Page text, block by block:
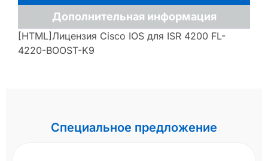
Дополнительная информация
[HTML]Лицензия Cisco IOS для ISR 4200 FL-
4220-BOOST-K9
Специальное предложение